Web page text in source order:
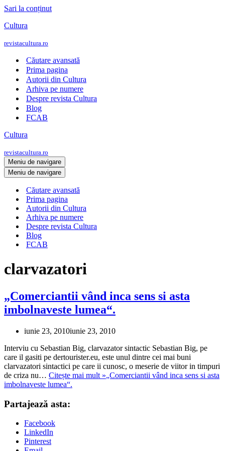
Sari la conținut
Cultura
revistacultura.ro
Căutare avansată
Prima pagina
Autorii din Cultura
Arhiva pe numere
Despre revista Cultura
Blog
FCAB
Cultura
revistacultura.ro
Meniu de navigare
Meniu de navigare
Căutare avansată
Prima pagina
Autorii din Cultura
Arhiva pe numere
Despre revista Cultura
Blog
FCAB
clarvazatori
„Comerciantii vând inca sens si asta
imbolnaveste lumea“.
iunie 23, 2010iunie 23, 2010
Interviu cu Sebastian Big, clarvazator sintactic Sebastian Big, pe
care il gasiti pe dertourister.eu, este unul dintre cei mai buni
clarvazatori sintactici pe care ii cunosc, o meserie de viitor in timpuri
de criza nu… Citește mai mult »„Comerciantii vând inca sens si asta
imbolnaveste lumea“.
Partajează asta:
Facebook
LinkedIn
Pinterest